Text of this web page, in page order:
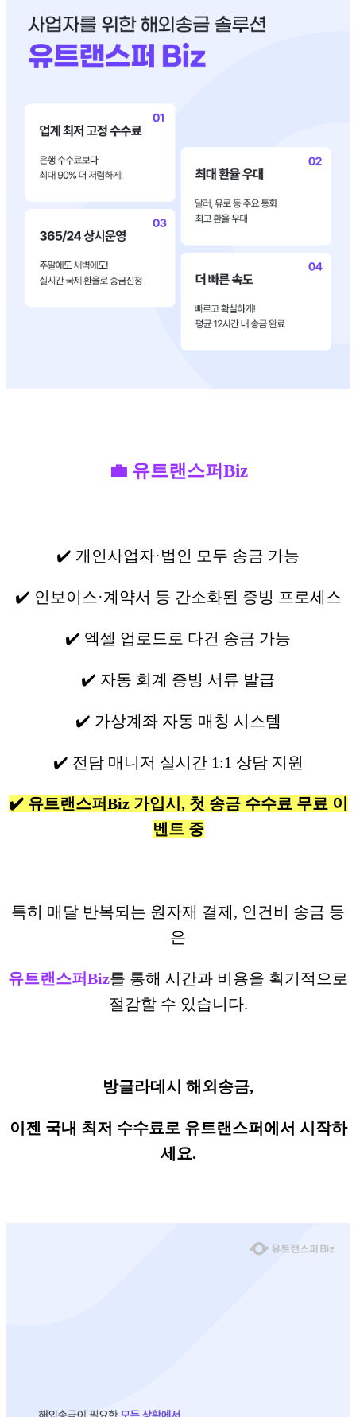
💼 유트랜스퍼Biz
✔️ 개인사업자·법인 모두 송금 가능
✔️ 인보이스·계약서 등 간소화된 증빙 프로세스
✔️ 엑셀 업로드로 다건 송금 가능
✔️ 자동 회계 증빙 서류 발급
✔️ 가상계좌 자동 매칭 시스템
✔️ 전담 매니저 실시간 1:1 상담 지원
✔️ ​유트랜스퍼Biz 가입시, 첫 송금 수수료 무료 이
벤트 중
특히 매달 반복되는 원자재 결제, 인건비 송금 등
은
유트랜스퍼Biz를 통해 시간과 비용을 획기적으로
절감할 수 있습니다.
방글라데시 해외송금,
이젠 국내 최저 수수료로 유트랜스퍼에서 시작하
세요.